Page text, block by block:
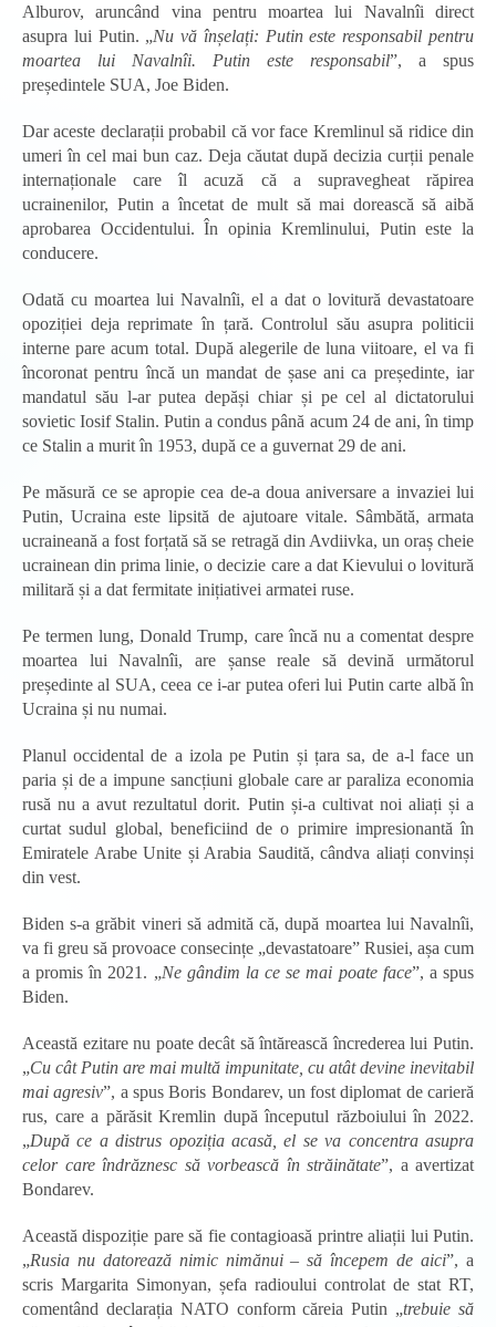
Alburov, aruncând vina pentru moartea lui Navalnîi direct
asupra lui Putin. „Nu vă înșelați: Putin este responsabil pentru
moartea lui Navalnîi. Putin este responsabil”, a spus
președintele SUA, Joe Biden.
Dar aceste declarații probabil că vor face Kremlinul să ridice din
umeri în cel mai bun caz. Deja căutat după decizia curții penale
internaționale care îl acuză că a supravegheat răpirea
ucrainenilor, Putin a încetat de mult să mai dorească să aibă
aprobarea Occidentului. În opinia Kremlinului, Putin este la
conducere.
Odată cu moartea lui Navalnîi, el a dat o lovitură devastatoare
opoziției deja reprimate în țară. Controlul său asupra politicii
interne pare acum total. După alegerile de luna viitoare, el va fi
încoronat pentru încă un mandat de șase ani ca președinte, iar
mandatul său l-ar putea depăși chiar și pe cel al dictatorului
sovietic Iosif Stalin. Putin a condus până acum 24 de ani, în timp
ce Stalin a murit în 1953, după ce a guvernat 29 de ani.
Pe măsură ce se apropie cea de-a doua aniversare a invaziei lui
Putin, Ucraina este lipsită de ajutoare vitale. Sâmbătă, armata
ucraineană a fost forțată să se retragă din Avdiivka, un oraș cheie
ucrainean din prima linie, o decizie care a dat Kievului o lovitură
militară și a dat fermitate inițiativei armatei ruse.
Pe termen lung, Donald Trump, care încă nu a comentat despre
moartea lui Navalnîi, are șanse reale să devină următorul
președinte al SUA, ceea ce i-ar putea oferi lui Putin carte albă în
Ucraina și nu numai.
Planul occidental de a izola pe Putin și țara sa, de a-l face un
paria și de a impune sancțiuni globale care ar paraliza economia
rusă nu a avut rezultatul dorit. Putin și-a cultivat noi aliați și a
curtat sudul global, beneficiind de o primire impresionantă în
Emiratele Arabe Unite și Arabia Saudită, cândva aliați convinși
din vest.
Biden s-a grăbit vineri să admită că, după moartea lui Navalnîi,
va fi greu să provoace consecințe „devastatoare” Rusiei, așa cum
a promis în 2021. „Ne gândim la ce se mai poate face”, a spus
Biden.
Această ezitare nu poate decât să întărească încrederea lui Putin.
„Cu cât Putin are mai multă impunitate, cu atât devine inevitabil
mai agresiv”, a spus Boris Bondarev, un fost diplomat de carieră
rus, care a părăsit Kremlin după începutul războiului în 2022.
„După ce a distrus opoziția acasă, el se va concentra asupra
celor care îndrăznesc să vorbească în străinătate”, a avertizat
Bondarev.
Această dispoziție pare să fie contagioasă printre aliații lui Putin.
„Rusia nu datorează nimic nimănui – să începem de aici”, a
scris Margarita Simonyan, șefa radioului controlat de stat RT,
comentând declarația NATO conform căreia Putin „trebuie să